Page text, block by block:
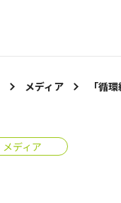
メディア 「循
メディア